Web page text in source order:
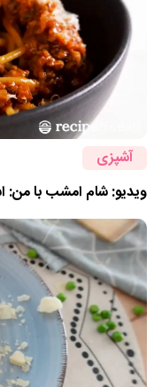
آشپزی
ویدیو: شام امشب با من: اسپاگتی